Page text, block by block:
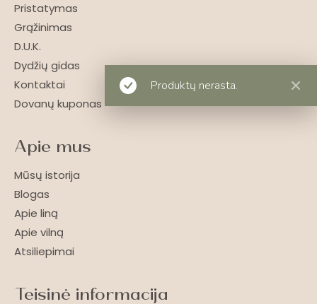
Produktų nerasta.
Pristatymas
Grąžinimas
D.U.K.
Dydžių gidas
Kontaktai
Dovanų kuponas
Apie mus
Mūsų istorija
Blogas
Apie liną
Apie vilną
Atsiliepimai
Teisinė informacija